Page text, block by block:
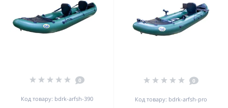
0
Код товару: bdrk-arfsh-390
0
Код товару: bdrk-arfsh-pro